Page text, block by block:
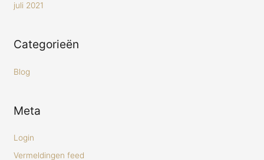
juli 2021
Categorieën
Blog
Meta
Login
Vermeldingen feed